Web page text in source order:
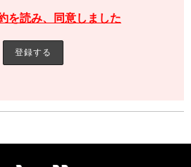
を読み、同意しました